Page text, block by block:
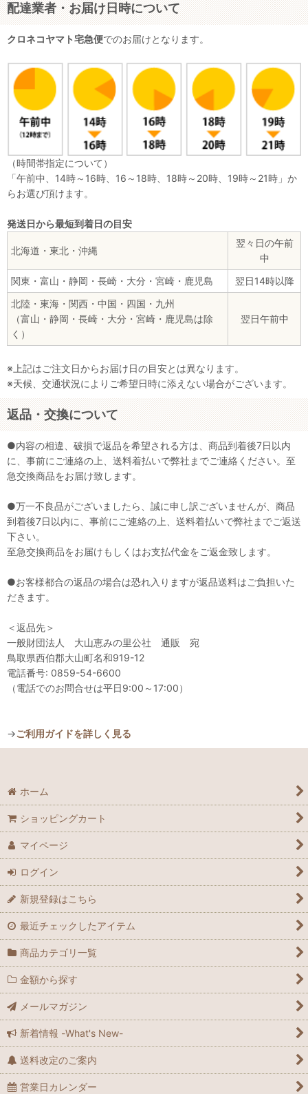
配達業者・お届け日時について
クロネコヤマト宅急便でのお届けとなります。
（時間帯指定について）
「午前中、14時～16時、16～18時、18時～20時、19時～21時」か
らお選び頂けます。
発送日から最短到着日の目安
北海道・東北・沖縄
翌々日の午前
中
関東・富山・静岡・長崎・大分・宮崎・鹿児島
翌日14時以降
北陸・東海・関西・中国・四国・九州
（富山・静岡・長崎・大分・宮崎・鹿児島は除
く）
翌日午前中
※上記はご注文日からお届け日の目安とは異なります。
※天候、交通状況によりご希望日時に添えない場合がございます。
返品・交換について
●内容の相違、破損で返品を希望される方は、商品到着後7日以内
に、事前にご連絡の上、送料着払いで弊社までご連絡ください。至
急交換商品をお届け致します。
●万一不良品がございましたら、誠に申し訳ございませんが、商品
到着後7日以内に、事前にご連絡の上、送料着払いで弊社までご返送
下さい。
至急交換商品をお届けもしくはお支払代金をご返金致します。
●お客様都合の返品の場合は恐れ入りますが返品送料はご負担いた
だきます。
＜返品先＞
一般財団法人 大山恵みの里公社 通販 宛
鳥取県西伯郡大山町名和919-12
電話番号: 0859-54-6600
（電話でのお問合せは平日9:00～17:00）
→ご利用ガイドを詳しく見る
ホーム
ショッピングカート
マイページ
ログイン
新規登録はこちら
最近チェックしたアイテム
商品カテゴリ一覧
金額から探す
メールマガジン
新着情報 -What's New-
送料改定のご案内
営業日カレンダー